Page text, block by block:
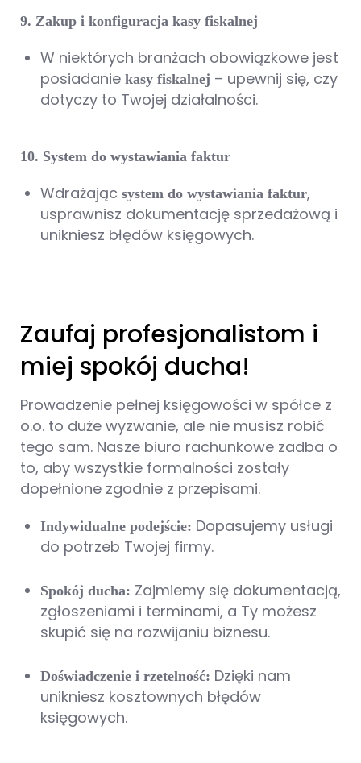
9. Zakup i konfiguracja kasy fiskalnej
W niektórych branżach obowiązkowe jest
posiadanie kasy fiskalnej – upewnij się, czy
dotyczy to Twojej działalności.
10. System do wystawiania faktur
Wdrażając system do wystawiania faktur,
usprawnisz dokumentację sprzedażową i
unikniesz błędów księgowych.
Zaufaj profesjonalistom i
miej spokój ducha!
Prowadzenie pełnej księgowości w spółce z
o.o. to duże wyzwanie, ale nie musisz robić
tego sam. Nasze biuro rachunkowe zadba o
to, aby wszystkie formalności zostały
dopełnione zgodnie z przepisami.
Indywidualne podejście: Dopasujemy usługi
do potrzeb Twojej firmy.
Spokój ducha: Zajmiemy się dokumentacją,
zgłoszeniami i terminami, a Ty możesz
skupić się na rozwijaniu biznesu.
Doświadczenie i rzetelność: Dzięki nam
unikniesz kosztownych błędów
księgowych.